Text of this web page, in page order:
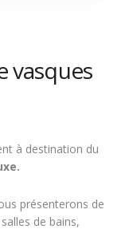
vasques
à destination du
présenterons de
de bains,